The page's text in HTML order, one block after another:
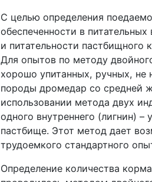
С целью определения
обеспеченности в
и питательности
Для опытов по методу
хорошо упитанных, ручных, не
породы дромедар со средней
использовании метода двух
одного внутреннего (лигнин)
пастбище. Этот метод дает
трудоемкого стандартного
Определение количества